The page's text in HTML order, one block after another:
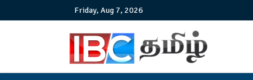
Friday, Aug 7, 2026